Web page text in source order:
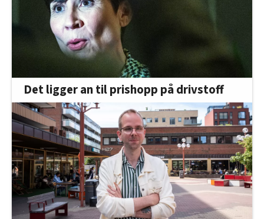
Det ligger an til prishopp på drivstoff